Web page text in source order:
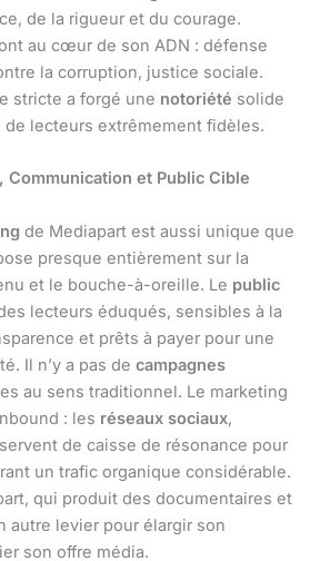
de la rigueur et du courage.
au cœur de son ADN : défense
la corruption, justice sociale.
stricte a forgé une notoriété solide
lecteurs extrêmement fidèles.
Communication et Public Cible
de Mediapart est aussi unique que
presque entièrement sur la
et le bouche-à-oreille. Le public
lecteurs éduqués, sensibles à la
et prêts à payer pour une
Il n’y a pas de campagnes
au sens traditionnel. Le marketing
: les réseaux sociaux,
de caisse de résonance pour
un trafic organique considérable.
qui produit des documentaires et
autre levier pour élargir son
son offre média.